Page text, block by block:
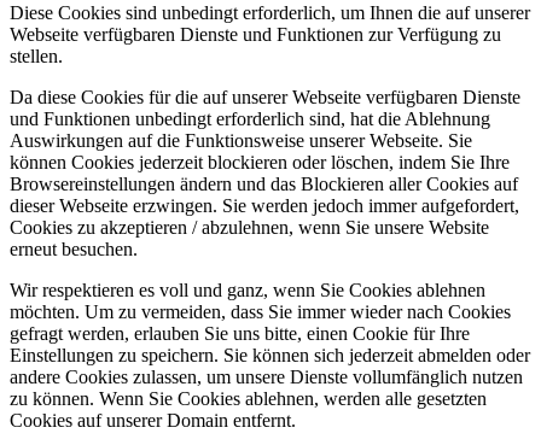
Diese Cookies sind unbedingt erforderlich, um Ihnen die auf unserer
Webseite verfügbaren Dienste und Funktionen zur Verfügung zu
stellen.
Da diese Cookies für die auf unserer Webseite verfügbaren Dienste
und Funktionen unbedingt erforderlich sind, hat die Ablehnung
Auswirkungen auf die Funktionsweise unserer Webseite. Sie
können Cookies jederzeit blockieren oder löschen, indem Sie Ihre
Browsereinstellungen ändern und das Blockieren aller Cookies auf
dieser Webseite erzwingen. Sie werden jedoch immer aufgefordert,
Cookies zu akzeptieren / abzulehnen, wenn Sie unsere Website
erneut besuchen.
Wir respektieren es voll und ganz, wenn Sie Cookies ablehnen
möchten. Um zu vermeiden, dass Sie immer wieder nach Cookies
gefragt werden, erlauben Sie uns bitte, einen Cookie für Ihre
Einstellungen zu speichern. Sie können sich jederzeit abmelden oder
andere Cookies zulassen, um unsere Dienste vollumfänglich nutzen
zu können. Wenn Sie Cookies ablehnen, werden alle gesetzten
Cookies auf unserer Domain entfernt.